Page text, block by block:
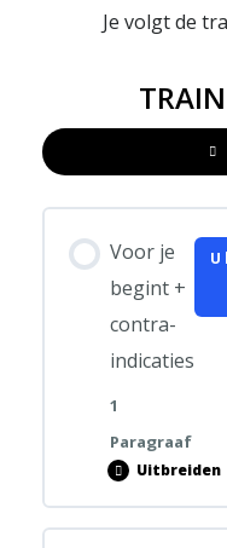
Je volgt de
Voor je
begint +
contra-
indicaties
1
Paragraaf
Uitbreiden
Voor
begint
+